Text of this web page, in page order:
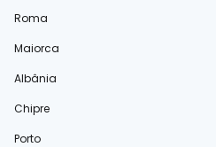
Roma
Maiorca
Albânia
Chipre
Porto